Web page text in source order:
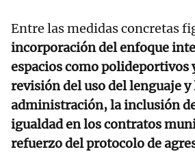
Entre las medidas concretas
incorporación del enfoque
espacios como polideportivos
revisión del uso del lenguaje
administración, la inclusión
igualdad en los contratos
refuerzo del protocolo de